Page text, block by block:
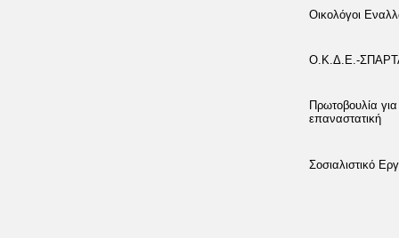
Οικολόγοι
Ο.Κ.Δ.Ε.-
Πρωτοβουλία
επαναστατική
Σοσιαλιστικό